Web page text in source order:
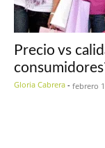
Precio vs
Gloria Cabrera - febrero